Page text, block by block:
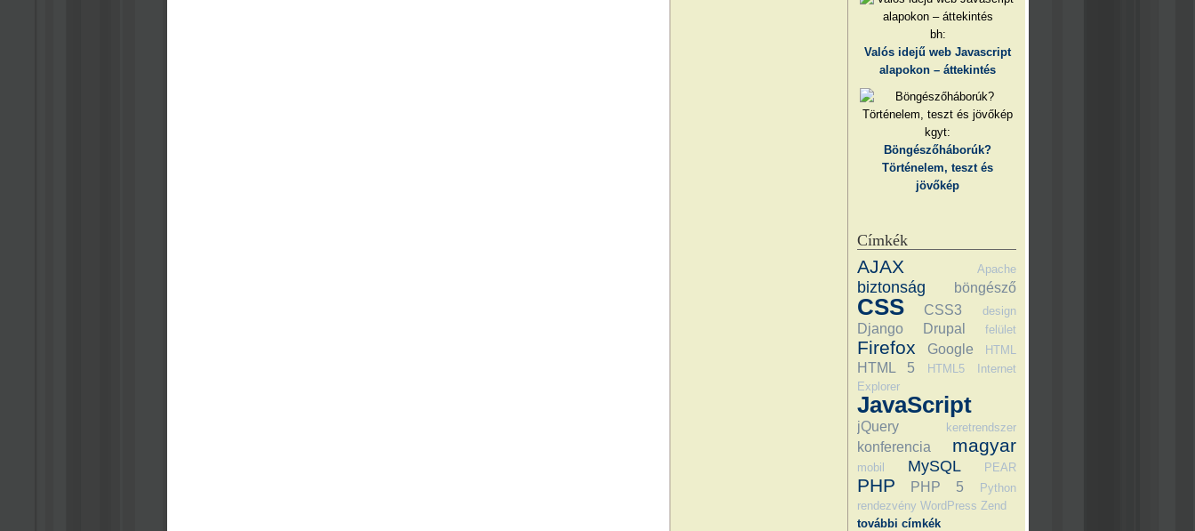
bh:
Valós idejű web Javascript
alapokon – áttekintés
kgyt:
Böngészőháborúk?
Történelem, teszt és
jövőkép
Címkék
AJAX Apache
biztonság böngésző
CSS CSS3 design
Django Drupal felület
Firefox Google HTML
HTML 5 HTML5
Internet
Explorer
JavaScript
jQuery keretrendszer
konferencia magyar
mobil MySQL PEAR
PHP PHP 5
Python
rendezvény WordPress Zend
további címkék